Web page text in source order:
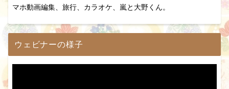
マホ動画編集、旅行、カラオケ、嵐と大野くん。
ウェビナーの様子